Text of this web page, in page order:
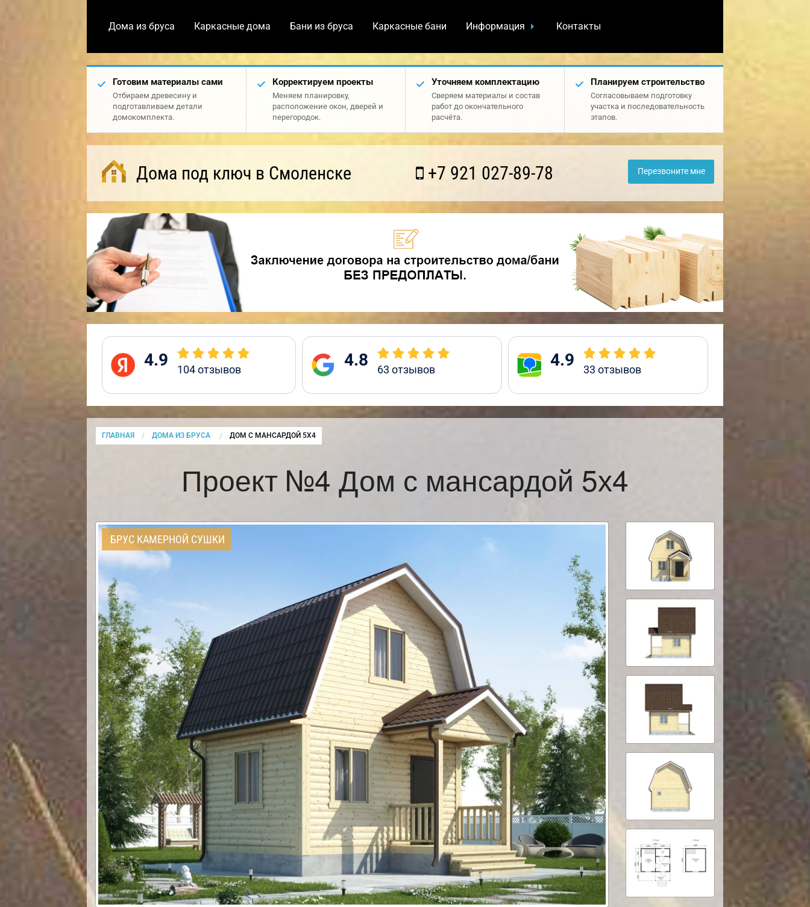
Дома из бруса Каркасные дома Бани из бруса Каркасные бани Информация Контакты
Готовим материалы сами
Отбираем древесину и
подготавливаем детали
домокомплекта.
Корректируем проекты
Меняем планировку,
расположение окон, дверей и
перегородок.
Уточняем комплектацию
Сверяем материалы и состав
работ до окончательного
расчёта.
Планируем строительство
Согласовываем подготовку
участка и последовательность
этапов.
Дома под ключ в Смоленске +7 921 027-89-78 Перезвоните мне
4.9 104отзывов 4.8 63 отзывов 4.9 33 отзывов
ГЛАВНАЯ ДОМА ИЗ БРУСА CURRENT:
ДОМ С МАНСАРДОЙ 5Х4
Проект №4 Дом с мансардой 5х4
БРУС КАМЕРНОЙ СУШКИ